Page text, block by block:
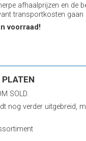
afhaalprijzen en
transportkosten gaan
voorraad!
PLATEN
SOLD.
nog verder uitgebreid,